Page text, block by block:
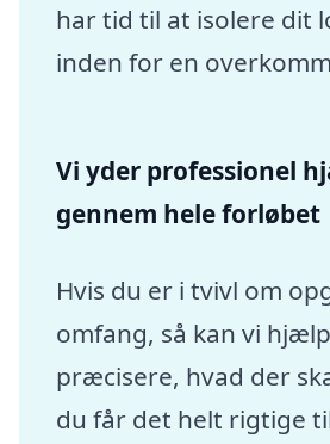
har tid til at isolere dit
inden for en
Vi yder professionel
gennem hele forløbet
Hvis du er i tvivl om
omfang, så kan vi
præcisere, hvad der
du får det helt rigtige